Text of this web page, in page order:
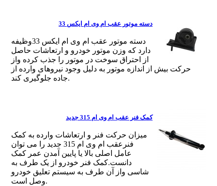
دسته موتور عقب ام وی ام ایکس 33
دسته موتور عقب ام وی ام ایکس 33وظیفه
دارد که وزن موتور خودرو و ارتعاشات حاصل
از احتراق سوخت در موتور را جذب کرده واز
حرکت بیش از اندازه موتور به دلیل وجود نیروهای وارده از
جاده جلوگیری کند.
کمک فنر عقب ام وی ام 315 جدید
میزان حرکت فنر و ارتعاشات وارده به کمک
فنرعقب ام وی ام 315 جدید را می توان
عامل اصلی بالا یا پایین آمدن عمر کمک
دانست.کمک فنر خودرو از یک طرف به
شاسی واز آن طرف به سیستم تعلیق خودرو
وصل است.